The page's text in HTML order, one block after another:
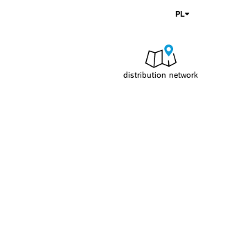
PL
distribution network